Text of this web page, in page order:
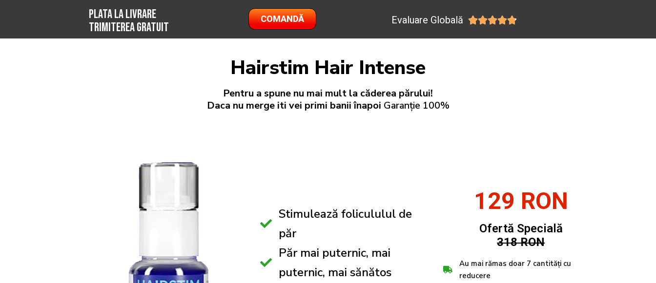
PLATA LA LIVRARE
TRIMITEREA GRATUIT
COMANDĂ Evaluare Globală 
Hairstim Hair Intense
Pentru a spune nu mai mult la căderea părului!
Daca nu merge iti vei primi banii înapoi Garanție 100%
Stimulează folicululul de
păr
Păr mai puternic, mai
puternic, mai sănătos
129 RON
Ofertă Specială
318 RON
Au mai rămas doar 7 cantități cu
reducere